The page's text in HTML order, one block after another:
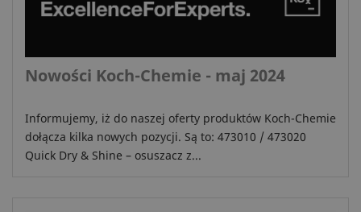
Nowości Koch-Chemie - maj 2024
Informujemy, iż do naszej oferty produktów Koch-Chemie
dołącza kilka nowych pozycji. Są to: 473010 / 473020
Quick Dry & Shine – osuszacz z...